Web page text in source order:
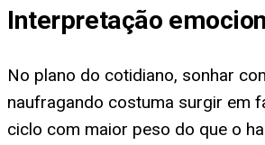
Interpretação
No plano do cotidiano, sonhar
naufragando costuma surgir em
ciclo com maior peso do que o